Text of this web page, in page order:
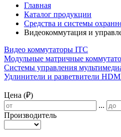
Главная
Каталог продукции
Средства и системы
Видеокоммутация и
Видео коммутаторы ITC
Модульные матричные
Системы управления
Удлинители и разветвители
Цена (₽)
...
Производитель